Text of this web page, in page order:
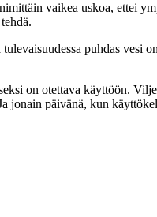
vaikea uskoa, ettei
puhdas
on otettava käyttöön.
päivänä, kun